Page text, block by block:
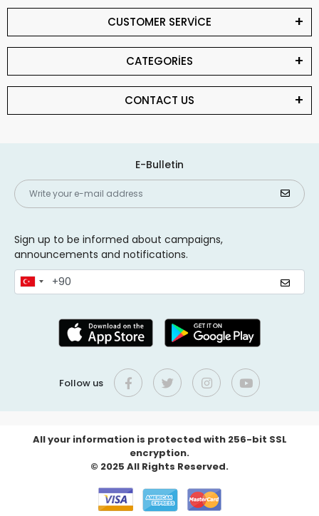
CUSTOMER SERVİCE
CATEGORİES
CONTACT US
E-Bulletin
Sign up to be informed about campaigns,
announcements and notifications.
Follow us
All your information is protected with 256-bit SSL
encryption.
© 2025 All Rights Reserved.